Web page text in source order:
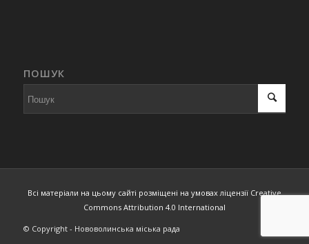
ПОШУК
Всі матеріали на цьому сайті розміщені на умовах ліцензії Creative
Commons Attribution 4.0 International
© Copyright - Нововолинська міська рада